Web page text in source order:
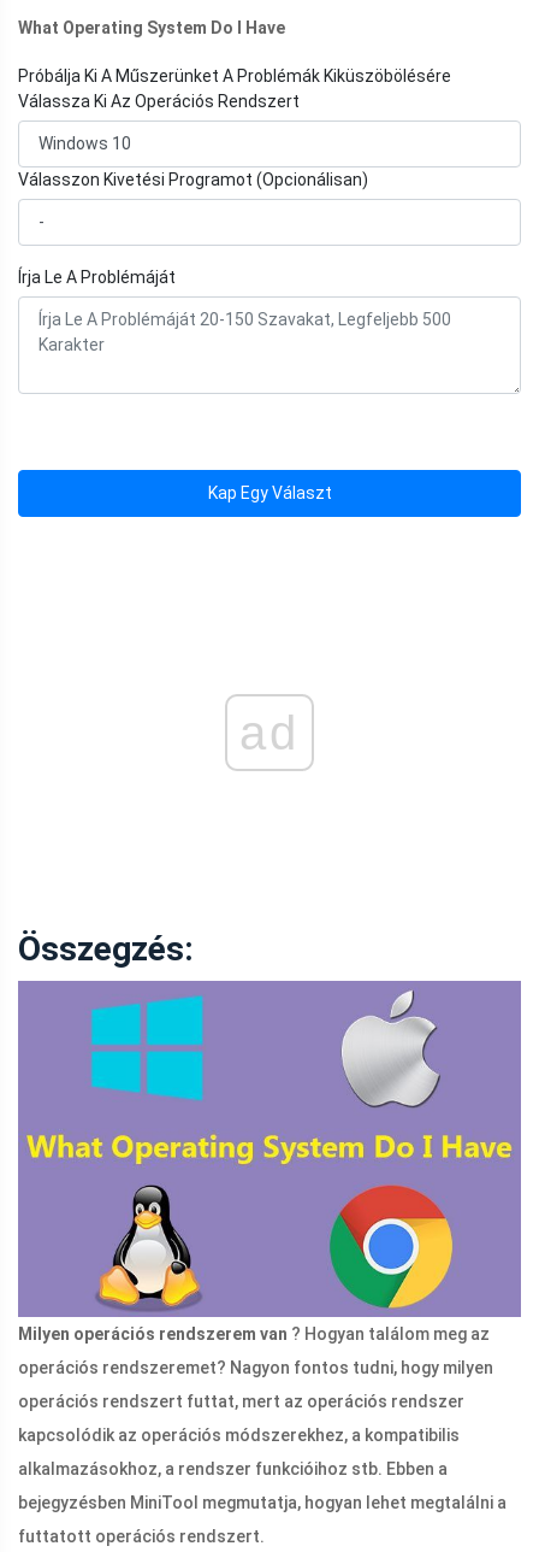
What Operating System Do I Have
Próbálja Ki A Műszerünket A Problémák Kiküszöbölésére
Válassza Ki Az Operációs Rendszert
Válasszon Kivetési Programot (Opcionálisan)
Írja Le A Problémáját
Kap Egy Választ
ad
Összegzés:
Milyen operációs rendszerem van ? Hogyan találom meg az
operációs rendszeremet? Nagyon fontos tudni, hogy milyen
operációs rendszert futtat, mert az operációs rendszer
kapcsolódik az operációs módszerekhez, a kompatibilis
alkalmazásokhoz, a rendszer funkcióihoz stb. Ebben a
bejegyzésben MiniTool megmutatja, hogyan lehet megtalálni a
futtatott operációs rendszert.